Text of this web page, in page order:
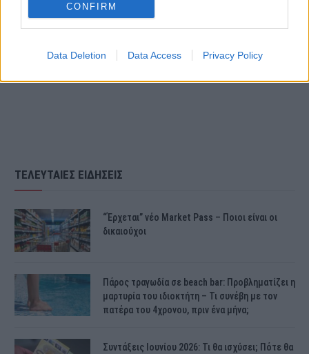
CONFIRM
Data Deletion Data Access Privacy Policy
ντελιβερά:
Πηγή: thestival.gr
ΤΕΛΕΥΤΑΙΕΣ ΕΙΔΗΣΕΙΣ
“Έρχεται” νέο Market Pass – Ποιοι είναι οι
δικαιούχοι
Πάρος τραγωδία σε beach bar: Προβληματίζει η
μαρτυρία του ιδιοκτήτη – Τι συνέβη με τον
πατέρα του 4χρονου, πριν ένα μήνα;
Συντάξεις Ιουνίου 2026: Τι θα ισχύσει; Πότε θα